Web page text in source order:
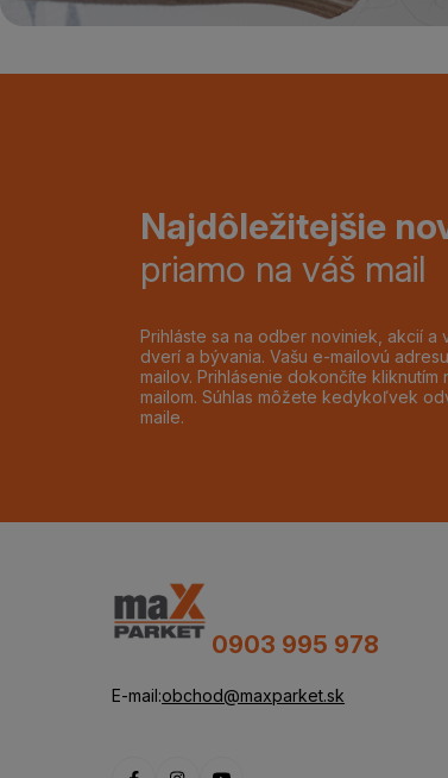
Najdôležitejšie
priamo na váš mail
Prihláste sa na odber noviniek, akcií
dverí a bývania. Vašu e-mailovú
mailov. Prihlásenie dokončíte
mailom. Súhlas môžete kedykoľvek
maile.
0903 995 978
E-mail:obchod@maxparket.sk